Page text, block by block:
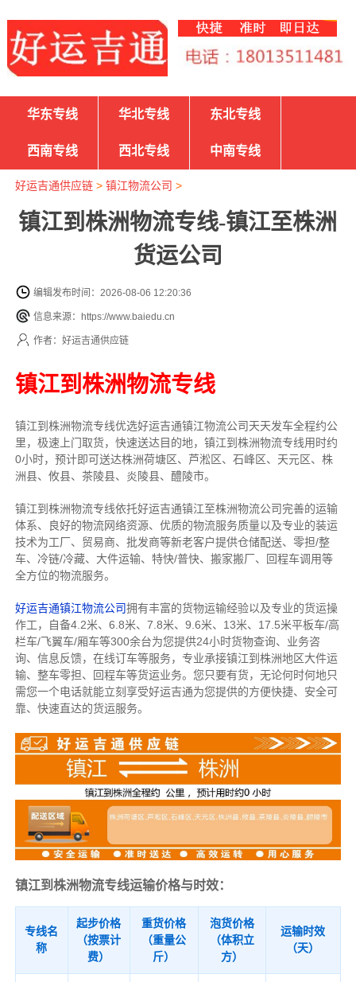
华东专线 华北专线 东北专线
西南专线 西北专线 中南专线
好运吉通供应链> 镇江物流公司 >
镇江到株洲物流专线-镇江至株洲
货运公司
编辑发布时间：2026-08-06 12:20:36
信息来源：https://www.baiedu.cn
作者：好运吉通供应链
镇江到株洲物流专线
镇江到株洲物流专线优选好运吉通镇江物流公司天天发车全程约公
里， 极速上门取货，快速送达目的地，镇江到株洲物流专线用时约
0小时，预计即可送达株洲荷塘区、芦淞区、石峰区、天元区、株
洲县、攸县、茶陵县、炎陵县、醴陵市。
镇江到株洲物流专线依托好运吉通镇江至株洲物流公司完善的运输
体系、良好的物流网络资源、优质的物流服务质量以及专业的装运
技术为工厂、贸易商、批发商等新老客户提供仓储配送、零担/整
车、冷链/冷藏、大件运输、特快/普快、搬家搬厂、回程车调用等
全方位的物流服务。
好运吉通镇江物流公司拥有丰富的货物运输经验以及专业的货运操
作工，自备4.2米、6.8米、7.8米、9.6米、13米、17.5米平板车/高
栏车/飞翼车/厢车等300余台为您提供24小时货物查询、业务咨
询、信息反馈，在线订车等服务， 专业承接镇江到株洲地区大件运
输、整车零担、回程车等货运业务。 您只要有货，无论何时何地只
需您一个电话就能立刻享受好运吉通为您提供的方便快捷、安全可
靠、快速直达的货运服务。
镇江到株洲物流专线运输价格与时效：
专线名
称
起步价格
（按票计
费）
重货价格
（重量公
斤）
泡货价格
（体积立
方）
运输时效
（天）